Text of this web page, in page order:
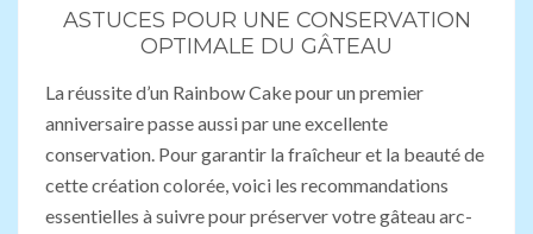
ASTUCES POUR UNE CONSERVATION
OPTIMALE DU GÂTEAU
La réussite d’un Rainbow Cake pour un premier
anniversaire passe aussi par une excellente
conservation. Pour garantir la fraîcheur et la beauté de
cette création colorée, voici les recommandations
essentielles à suivre pour préserver votre gâteau arc-